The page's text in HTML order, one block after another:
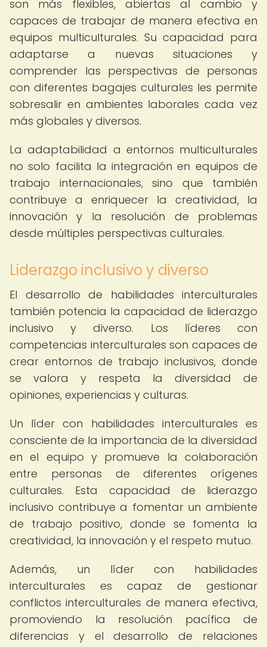
son más flexibles, abiertas al cambio y
capaces de trabajar de manera efectiva en
equipos multiculturales. Su capacidad para
adaptarse a nuevas situaciones y
comprender las perspectivas de personas
con diferentes bagajes culturales les permite
sobresalir en ambientes laborales cada vez
más globales y diversos.
La adaptabilidad a entornos multiculturales
no solo facilita la integración en equipos de
trabajo internacionales, sino que también
contribuye a enriquecer la creatividad, la
innovación y la resolución de problemas
desde múltiples perspectivas culturales.
Liderazgo inclusivo y diverso
El desarrollo de habilidades interculturales
también potencia la capacidad de liderazgo
inclusivo y diverso. Los líderes con
competencias interculturales son capaces de
crear entornos de trabajo inclusivos, donde
se valora y respeta la diversidad de
opiniones, experiencias y culturas.
Un líder con habilidades interculturales es
consciente de la importancia de la diversidad
en el equipo y promueve la colaboración
entre personas de diferentes orígenes
culturales. Esta capacidad de liderazgo
inclusivo contribuye a fomentar un ambiente
de trabajo positivo, donde se fomenta la
creatividad, la innovación y el respeto mutuo.
Además, un líder con habilidades
interculturales es capaz de gestionar
conflictos interculturales de manera efectiva,
promoviendo la resolución pacífica de
diferencias y el desarrollo de relaciones